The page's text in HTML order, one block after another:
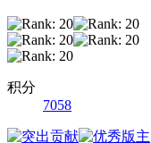
积分
7058